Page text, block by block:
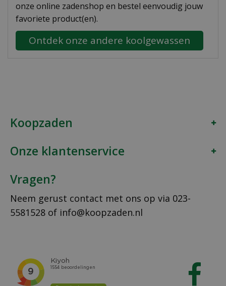
onze online zadenshop en bestel eenvoudig jouw
favoriete product(en).
Ontdek onze andere koolgewassen
Koopzaden
Onze klantenservice
Vragen?
Neem gerust contact met ons op via 023-
5581528 of info@koopzaden.nl